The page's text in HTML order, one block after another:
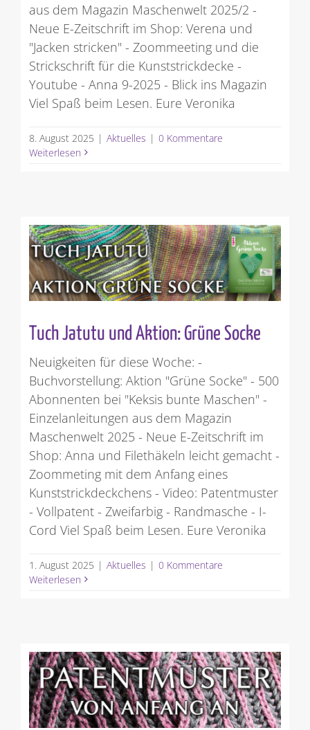
aus dem Magazin Maschenwelt 2025/2 -
Neue E-Zeitschrift im Shop: Verena und
"Jacken stricken" - Zoommeeting und die
Strickschrift für die Kunststrickdecke -
Youtube - Anna 9-2025 - Blick ins Magazin
Viel Spaß beim Lesen. Eure Veronika
8. August 2025 | Aktuelles | 0 Kommentare
Weiterlesen
Tuch Jatutu und Aktion: Grüne Socke
Neuigkeiten für diese Woche: -
Buchvorstellung: Aktion "Grüne Socke" - 500
Abonnenten bei "Keksis bunte Maschen" -
Einzelanleitungen aus dem Magazin
Maschenwelt 2025 - Neue E-Zeitschrift im
Shop: Anna und Filethäkeln leicht gemacht -
Zoommeting mit dem Anfang eines
Kunststrickdeckchens - Video: Patentmuster
- Vollpatent - Zweifarbig - Randmasche - I-
Cord Viel Spaß beim Lesen. Eure Veronika
1. August 2025 | Aktuelles | 0 Kommentare
Weiterlesen